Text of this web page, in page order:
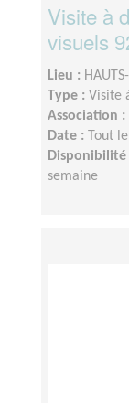
Visite à
visuels
Lieu :
Type : Visite
Association :
Date :
Tout
Disponibilité
semaine